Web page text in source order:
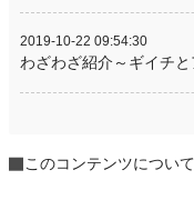
2019-10-22 09:54:30
わざわざ紹介～ギイチと
このコンテンツについ